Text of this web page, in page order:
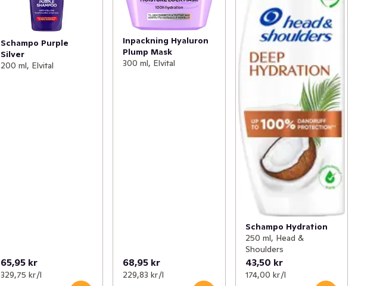
Schampo Purple
Silver
200 ml, Elvital
65,95 kr
329,75 kr /l
Inpackning Hyaluron
Plump Mask
300 ml, Elvital
68,95 kr
229,83 kr /l
Schampo Hydration
250 ml, Head &
Shoulders
43,50 kr
174,00 kr /l